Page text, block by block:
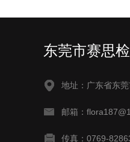
东莞市赛思
地址：广东省东
邮箱：
传真：0769-